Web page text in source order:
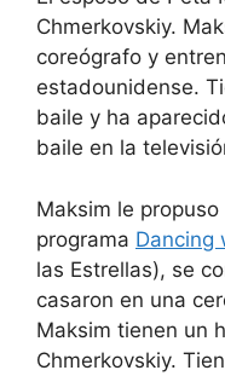
Chmerkovskiy.
coreógrafo y
estadounidense.
baile y ha
baile en la
Maksim le
programa Dancing
las Estrellas), se
casaron en una
Maksim tienen un
Chmerkovskiy.